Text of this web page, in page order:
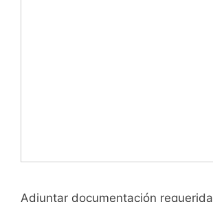
Adjuntar documentación requerida